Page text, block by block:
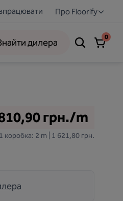
Про Floorify
дилера 0
грн./m
1 коробка: 2 m | 1 621,80 грн.